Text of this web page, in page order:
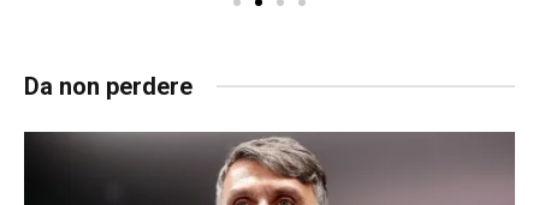
Da non perdere